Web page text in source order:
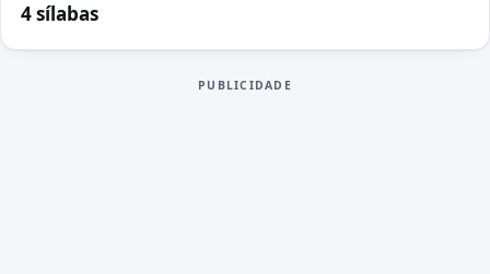
4 sílabas
PUBLICIDADE